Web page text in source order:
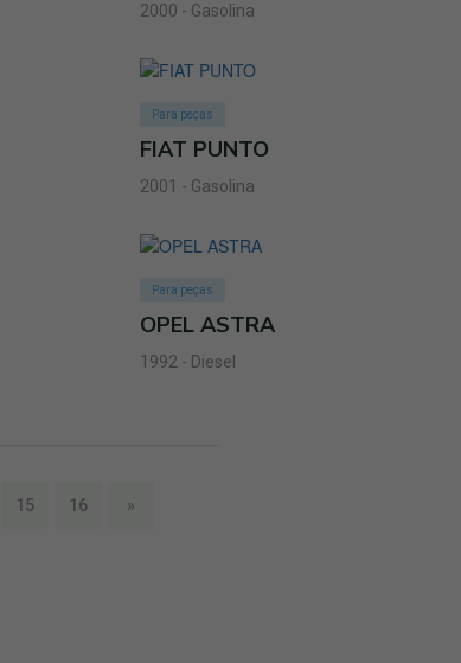
2000 - Gasolina
Para peças
FIAT PUNTO
2001 - Gasolina
Para peças
OPEL ASTRA
1992 - Diesel
15 16 »